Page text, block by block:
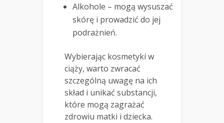
Alkohole – mogą wysuszać
skórę i prowadzić do jej
podrażnień.
Wybierając kosmetyki w
ciąży, warto zwracać
szczególną uwagę na ich
skład i unikać substancji,
które mogą zagrażać
zdrowiu matki i dziecka.